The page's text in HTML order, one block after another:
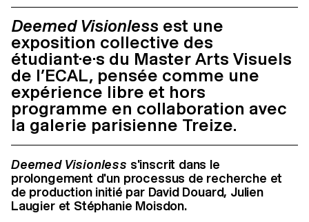
Deemed Visionless est une
exposition collective des
étudiant·e·s du Master Arts Visuels
de l’ECAL, pensée comme une
expérience libre et hors
programme en collaboration avec
la galerie parisienne Treize.
Deemed Visionless s'inscrit dans le
prolongement d'un processus de recherche et
de production initié par David Douard, Julien
Laugier et Stéphanie Moisdon.